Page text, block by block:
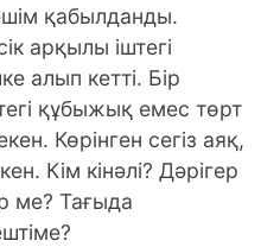
қабылданды.
арқылы іштегі
алып кетті. Бір
құбыжық емес төрт
Көрінген сегіз аяқ,
Кім кінәлі? Дәрігер
ме? Тағыда